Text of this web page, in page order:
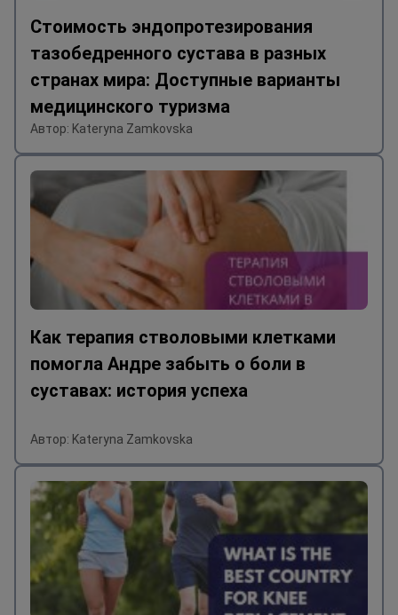
Стоимость эндопротезирования
тазобедренного сустава в разных
странах мира: Доступные варианты
медицинского туризма
Автор: Kateryna Zamkovska
Как терапия стволовыми клетками
помогла Андре забыть о боли в
суставах: история успеха
Автор: Kateryna Zamkovska